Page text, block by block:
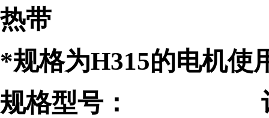
热带
*规格为H315的电机使
规格型号： 订